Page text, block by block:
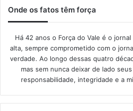
Onde os fatos têm força
Há 42 anos o Força do Vale é o
alta, sempre comprometido com o
verdade. Ao longo dessas quatro
mas sem nunca deixar de lado
responsabilidade, integridade e a